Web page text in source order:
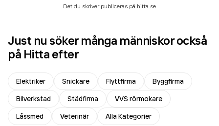
Det du skriver publiceras på hitta.se
Just nu söker många människor också
på Hitta efter
Elektriker Snickare Flyttfirma
Byggfirma
Bilverkstad
Städfirma
VVS rörmokare
Låssmed
Veterinär Alla Kategorier